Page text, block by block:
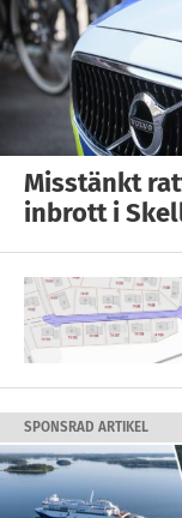
Misstänkt
inbrott i
SPONSRAD ARTIKEL